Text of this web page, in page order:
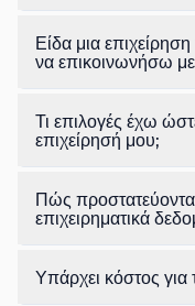
Είδα μια
να επικοινωνήσω
Τι επιλογές έχω
επιχείρησή μου;
Πώς
επιχειρηματικά
Υπάρχει κόστος